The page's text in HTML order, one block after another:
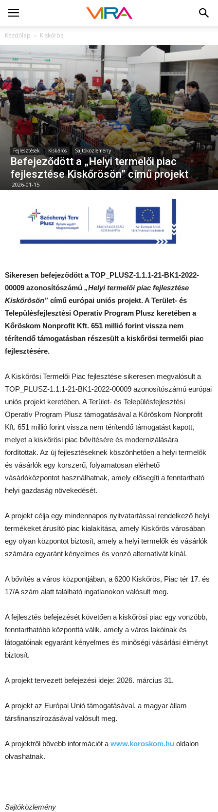
Kezdőlap Kiskőrös
Fejlesztések Kiskőrös Sajtóközlemény
Befejeződött a „Helyi termelői piac
fejlesztése Kiskőrösön” című projekt
2026-01-15
Sikeresen befejeződött a TOP_PLUSZ-1.1.1-21-BK1-2022-
00009 azonosítószámú „Helyi termelői piac fejlesztése
Kiskőrösön” című európai uniós projekt. A Terület- és
Településfejlesztési Operatív Program Plusz keretében a
Kőröskom Nonprofit Kft. 651 millió forint vissza nem
térítendő támogatásban részesült a kiskőrösi termelői piac
fejlesztésére.
A Kiskőrösi Termelői Piac fejlesztése sikeresen megvalósult a
TOP_PLUSZ-1.1.1-21-BK1-2022-00009 azonosítószámú európai
uniós projekt keretében. A Terület- és Településfejlesztési
Operatív Program Plusz támogatásával a Kőröskom Nonprofit
Kft. 651 millió forint vissza nem térítendő támogatást kapott,
melyet a kiskőrösi piac bővítésére és modernizálására
fordítottak. Az új fejlesztéseknek köszönhetően a helyi termelők
és vásárlók egy korszerű, folyamatosan elérhető
vásárlóközpontot használhatnak, amely elősegíti a fenntartható
helyi gazdaság növekedését.
A projekt célja egy mindennapos nyitvatartással rendelkező helyi
termékeket árusító piac kialakítása, amely Kiskőrös városában
egy olyan központot biztosít, amely a helyi termelők és vásárlók
számára egyaránt kényelmes és vonzó alternatívát kínál.
A bővítés a város központjában, a 6200 Kiskőrös, Piac tér 17. és
17/A szám alatt található ingatlanokon valósult meg.
A fejlesztés befejezését követően a kiskőrösi piac egy vonzóbb,
fenntarthatóbb központtá válik, amely a város lakóinak és
látogatóinak egyaránt kényelmes és minőségi vásárlási élményt
biztosít.
A projekt tervezett befejezési ideje: 2026. március 31.
A projekt az Európai Unió támogatásával, a magyar állam
társfinanszírozásával valósult meg.
A projektről bővebb információt a www.koroskom.hu oldalon
olvashatnak.
Sajtóközlemény